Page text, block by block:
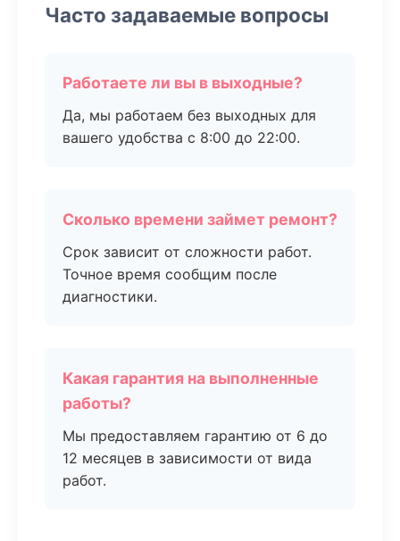
Часто задаваемые вопросы
Работаете ли вы в выходные?
Да, мы работаем без выходных для
вашего удобства с 8:00 до 22:00.
Сколько времени займет ремонт?
Срок зависит от сложности работ.
Точное время сообщим после
диагностики.
Какая гарантия на выполненные
работы?
Мы предоставляем гарантию от 6 до
12 месяцев в зависимости от вида
работ.